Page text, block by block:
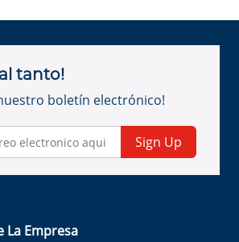
tanto!
boletín electrónico!
Sign Up
La Empresa